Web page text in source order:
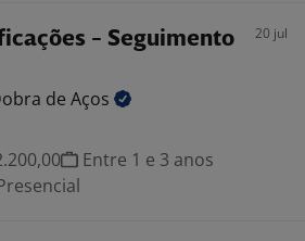
- Seguimento
20 jul
de Aços
Entre 1 e 3 anos